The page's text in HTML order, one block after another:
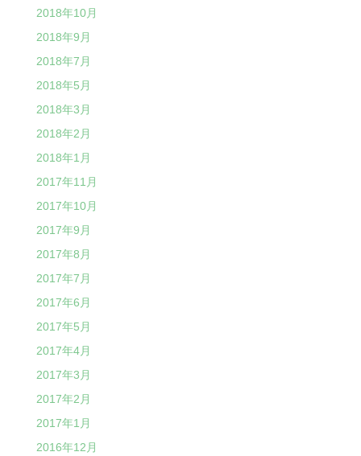
2018年10月
2018年9月
2018年7月
2018年5月
2018年3月
2018年2月
2018年1月
2017年11月
2017年10月
2017年9月
2017年8月
2017年7月
2017年6月
2017年5月
2017年4月
2017年3月
2017年2月
2017年1月
2016年12月